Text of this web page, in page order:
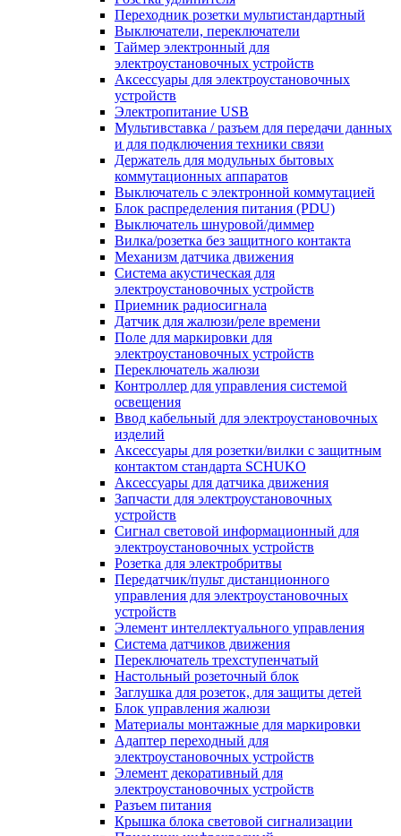
Переходник розетки мультистандартный
Выключатели, переключатели
Таймер электронный для
электроустановочных устройств
Аксессуары для электроустановочных
устройств
Электропитание USB
Мультивставка / разъем для передачи данных
и для подключения техники связи
Держатель для модульных бытовых
коммутационных аппаратов
Выключатель с электронной коммутацией
Блок распределения питания (PDU)
Выключатель шнуровой/диммер
Вилка/розетка без защитного контакта
Механизм датчика движения
Система акустическая для
электроустановочных устройств
Приемник радиосигнала
Датчик для жалюзи/реле времени
Поле для маркировки для
электроустановочных устройств
Переключатель жалюзи
Контроллер для управления системой
освещения
Ввод кабельный для электроустановочных
изделий
Аксессуары для розетки/вилки с защитным
контактом стандарта SCHUKO
Аксессуары для датчика движения
Запчасти для электроустановочных
устройств
Сигнал световой информационный для
электроустановочных устройств
Розетка для электробритвы
Передатчик/пульт дистанционного
управления для электроустановочных
устройств
Элемент интеллектуального управления
Система датчиков движения
Переключатель трехступенчатый
Настольный розеточный блок
Заглушка для розеток, для защиты детей
Блок управления жалюзи
Материалы монтажные для маркировки
Адаптер переходный для
электроустановочных устройств
Элемент декоративный для
электроустановочных устройств
Разъем питания
Крышка блока световой сигнализации